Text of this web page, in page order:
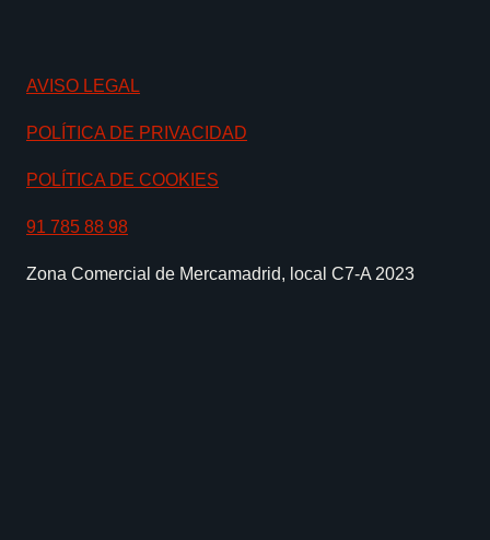
AVISO LEGAL
POLÍTICA DE PRIVACIDAD
POLÍTICA DE COOKIES
91 785 88 98
Zona Comercial de Mercamadrid, local C7-A 2023